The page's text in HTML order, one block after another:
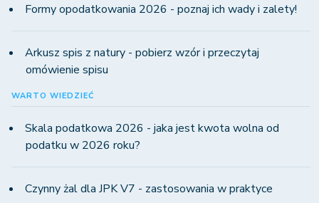
Formy opodatkowania 2026 - poznaj ich wady i zalety!
Arkusz spis z natury - pobierz wzór i przeczytaj
omówienie spisu
WARTO WIEDZIEĆ
Skala podatkowa 2026 - jaka jest kwota wolna od
podatku w 2026 roku?
Czynny żal dla JPK V7 - zastosowania w praktyce